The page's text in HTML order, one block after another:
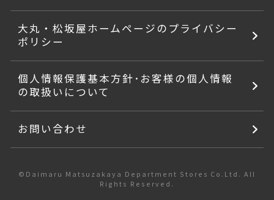
大丸・松坂屋ホームページのプライバシー
ポリシー
個人情報保護基本方針･お客様の個人情報
の取扱いについて
お問い合わせ
©Daimaru Matsuzakaya Department Stores Co.Ltd. All
Rights Reserved.